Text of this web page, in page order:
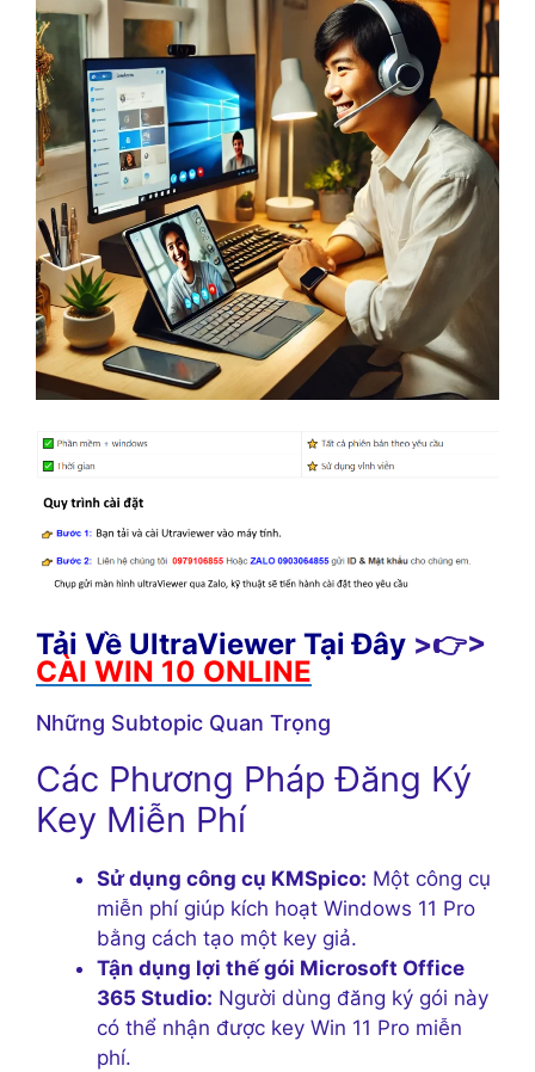
Tải Về UltraViewer Tại Đây >👉>
CÀI WIN 10 ONLINE
Những Subtopic Quan Trọng
Các Phương Pháp Đăng Ký
Key Miễn Phí
Sử dụng công cụ KMSpico: Một công cụ
miễn phí giúp kích hoạt Windows 11 Pro
bằng cách tạo một key giả.
Tận dụng lợi thế gói Microsoft Office
365 Studio: Người dùng đăng ký gói này
có thể nhận được key Win 11 Pro miễn
phí.